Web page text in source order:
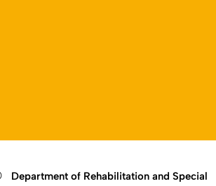
Department of Rehabilitation and Special